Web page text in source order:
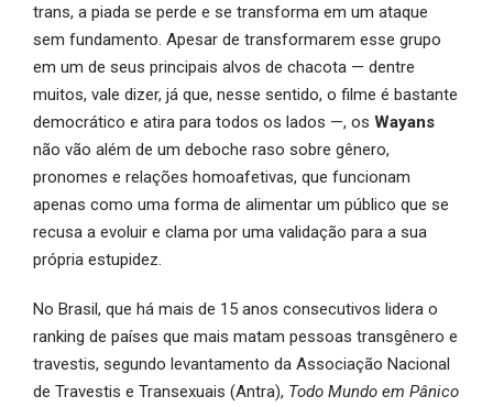
trans, a piada se perde e se transforma em um ataque
sem fundamento. Apesar de transformarem esse grupo
em um de seus principais alvos de chacota — dentre
muitos, vale dizer, já que, nesse sentido, o filme é bastante
democrático e atira para todos os lados —, os Wayans
não vão além de um deboche raso sobre gênero,
pronomes e relações homoafetivas, que funcionam
apenas como uma forma de alimentar um público que se
recusa a evoluir e clama por uma validação para a sua
própria estupidez.
No Brasil, que há mais de 15 anos consecutivos lidera o
ranking de países que mais matam pessoas transgênero e
travestis, segundo levantamento da Associação Nacional
de Travestis e Transexuais (Antra), Todo Mundo em Pânico